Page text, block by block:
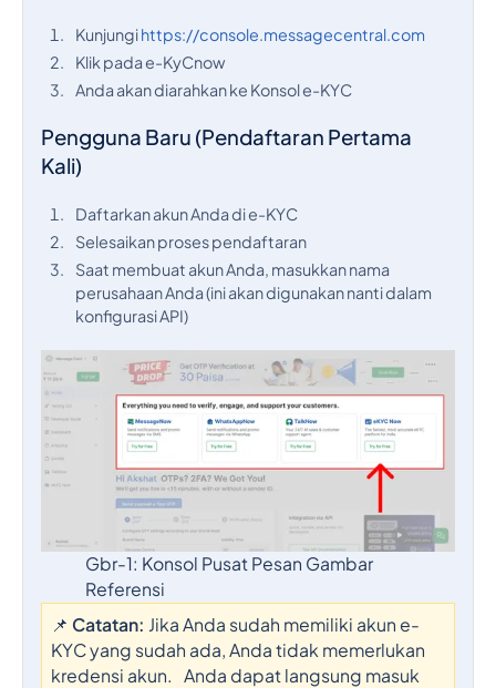
Kunjungihttps://console.messagecentral.com
Klik pada e-KyCnow
Anda akan diarahkan ke Konsol e-KYC
Pengguna Baru (Pendaftaran Pertama
Kali)
Daftarkan akun Anda di e-KYC
Selesaikan proses pendaftaran
Saat membuat akun Anda, masukkan nama
perusahaan Anda (ini akan digunakan nanti dalam
konfigurasi API)
Gbr-1: Konsol Pusat Pesan Gambar
Referensi
📌 Catatan: Jika Anda sudah memiliki akun e-
KYC yang sudah ada, Anda tidak memerlukan
kredensi akun. Anda dapat langsung masuk